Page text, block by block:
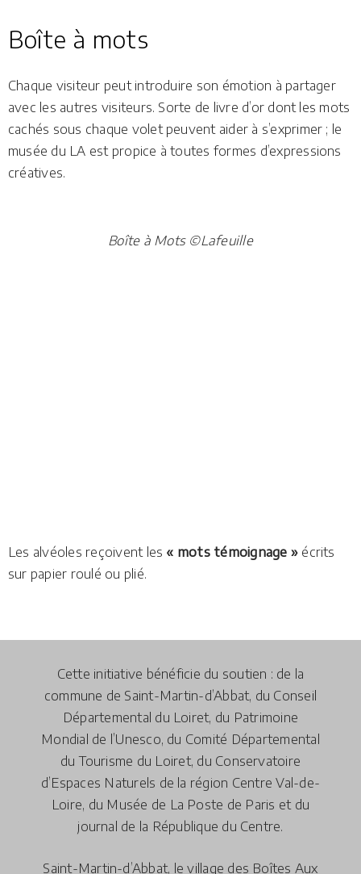
Boîte à mots
Chaque visiteur peut introduire son émotion à partager
avec les autres visiteurs. Sorte de livre d’or dont les mots
cachés sous chaque volet peuvent aider à s’exprimer ; le
musée du LA est propice à toutes formes d’expressions
créatives.
Boîte à Mots ©Lafeuille
Les alvéoles reçoivent les « mots témoignage » écrits
sur papier roulé ou plié.
Cette initiative bénéficie du soutien : de la
commune de Saint-Martin-d’Abbat, du Conseil
Départemental du Loiret, du Patrimoine
Mondial de l’Unesco, du Comité Départemental
du Tourisme du Loiret, du Conservatoire
d’Espaces Naturels de la région Centre Val-de-
Loire, du Musée de La Poste de Paris et du
journal de la République du Centre.
Saint-Martin-d’Abbat, le village des Boîtes Aux